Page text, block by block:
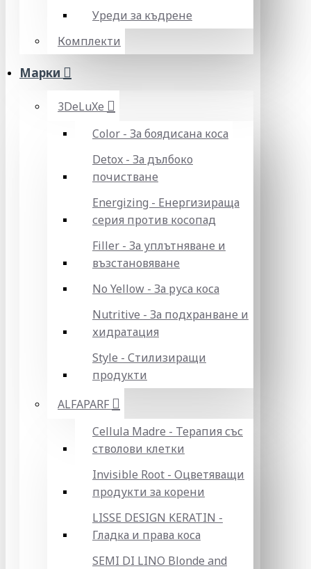
Уреди за къдрене
Комплекти
Марки
3DeLuXe
Color - За боядисана коса
Detox - За дълбоко
почистване
Energizing - Енергизираща
серия против косопад
Filler - За уплътняване и
възстановяване
No Yellow - За руса коса
Nutritive - За подхранване и
хидратация
Style - Стилизиращи
продукти
ALFAPARF
Cellula Madre - Терапия със
стволови клетки
Invisible Root - Оцветяващи
продукти за корени
LISSE DESIGN KERATIN -
Гладка и права коса
SEMI DI LINO Blonde and